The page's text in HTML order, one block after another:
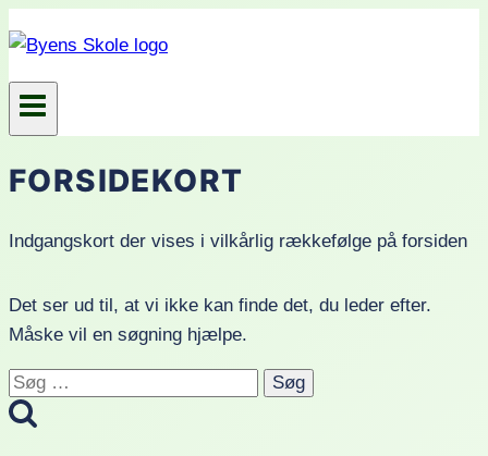
til
indhold
FORSIDEKORT
Indgangskort der vises i vilkårlig rækkefølge på forsiden
Det ser ud til, at vi ikke kan finde det, du leder efter.
Måske vil en søgning hjælpe.
Søg
efter: